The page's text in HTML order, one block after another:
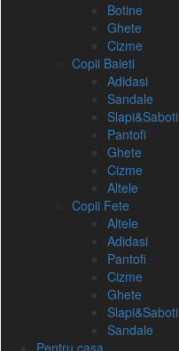
Botine
Ghete
Cizme
Copii Baieti
Adidasi
Sandale
Slapi&Saboti
Pantofi
Ghete
Cizme
Altele
Copii Fete
Altele
Adidasi
Pantofi
Cizme
Ghete
Slapi&Saboti
Sandale
Pentru casa